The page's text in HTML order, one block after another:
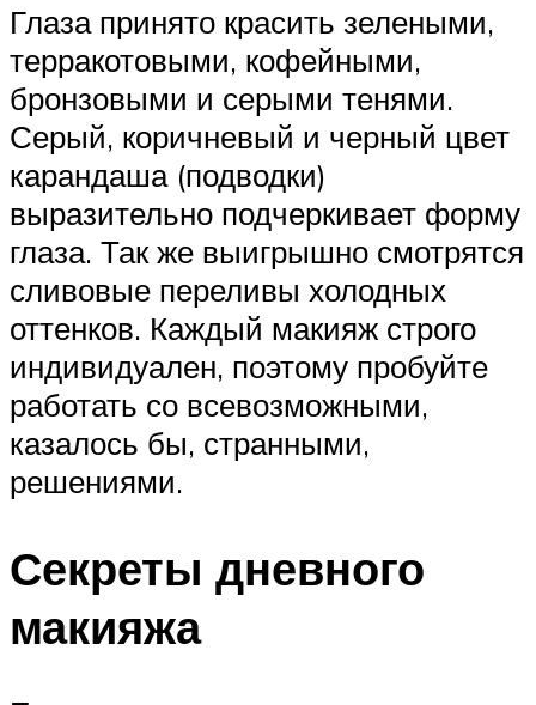
Глаза принято красить зелеными,
терракотовыми, кофейными,
бронзовыми и серыми тенями.
Серый, коричневый и черный цвет
карандаша (подводки)
выразительно подчеркивает форму
глаза. Так же выигрышно смотрятся
сливовые переливы холодных
оттенков. Каждый макияж строго
индивидуален, поэтому пробуйте
работать со всевозможными,
казалось бы, странными,
решениями.
Секреты дневного
макияжа